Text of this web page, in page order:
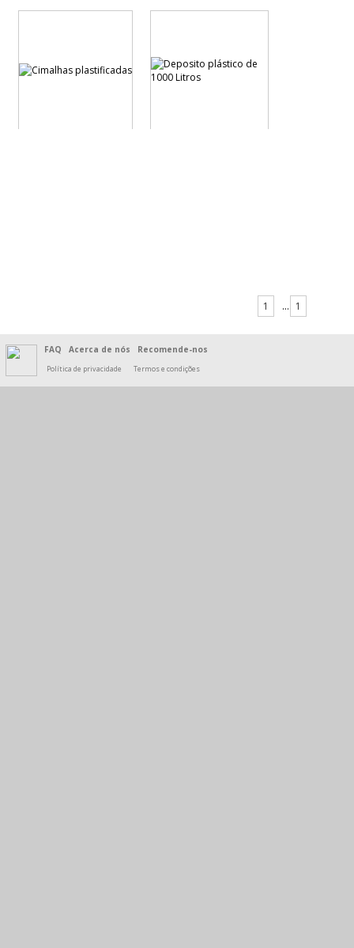
1 ... 1
FAQ Acerca de nós Recomende-nos
Política de privacidade Termos e condições